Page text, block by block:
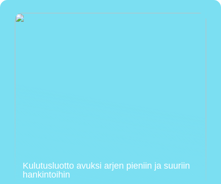
Kulutusluotto avuksi arjen pieniin ja suuriin
hankintoihin